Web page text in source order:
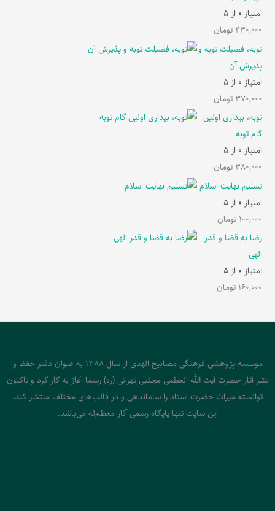
امتیاز 0 از 5
430,000 تومان
توبه، فضیلت توبه و
پذیرش آن
امتیاز 0 از 5
370,000 تومان
توبه، بیداری اولین
گام توبه
امتیاز 0 از 5
380,000 تومان
تسلیم نهایت اسلام
امتیاز 0 از 5
100,000 تومان
رضا به قضا و قدر
الهی
امتیاز 0 از 5
160,000 تومان
موسسه پژوهشی فرهنگی مصابیح الهدی از سال 1388 به عنوان دفتر حفظ و
نشر آثار حضرت آیت الله العظمی مجتبی تهرانی (ره) رسما آغاز به کار کرد و تاکنون
توانسته میراث حضرت استاد را ساماندهی و در قالب‌های مختلف منتشر کند.
این سایت تنها پایگاه رسمی آثار معظم‌له می‌باشد.